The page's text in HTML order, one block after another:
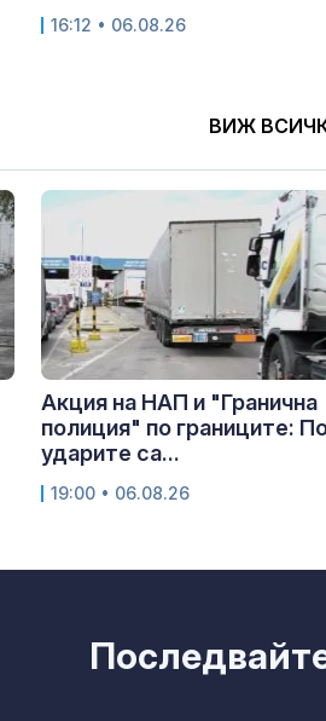
16:12 • 06.08.26
ВИЖ
Акция на НАП и "Гранична
полиция" по границите:
ударите са...
19:00 • 06.08.26